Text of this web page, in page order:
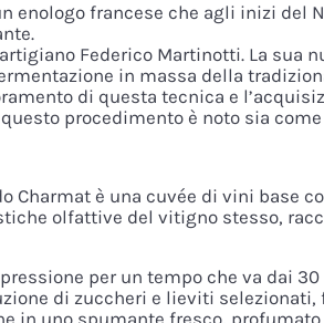
enologo francese che agli inizi del
Federico Martinotti. La sua
in massa della
di questa tecnica e
procedimento è noto sia
è una cuvée di vini base
olfattive del vitigno stesso,
per un tempo che va dai
di zuccheri e lieviti